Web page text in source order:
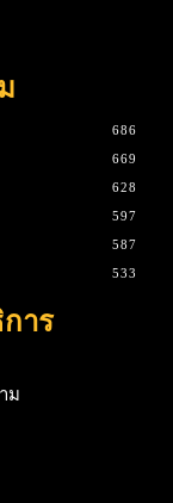
686
669
628
597
587
533
าร
ม